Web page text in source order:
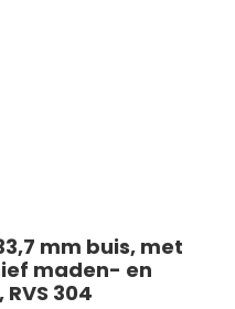
mm buis, met
maden- en
304